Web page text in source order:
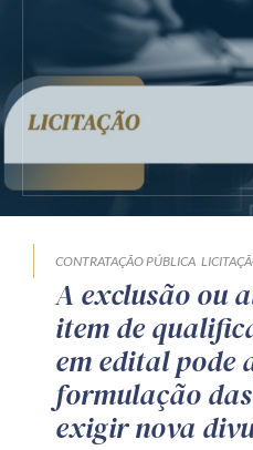
CONTRATAÇÃO PÚBLICA
A exclusão ou
item de
em edital pode
formulação
exigir nova